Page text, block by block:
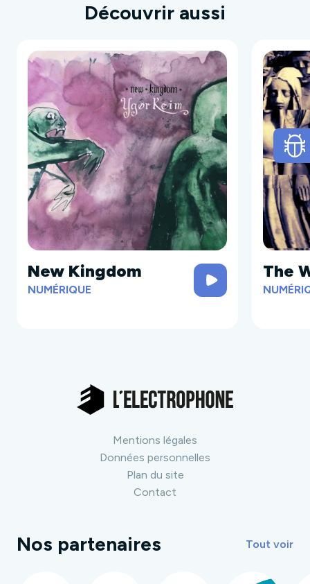
Découvrir aussi
New Kingdom
NUMÉRIQUE
The
Mentions légales
Données personnelles
Plan du site
Contact
Nos partenaires Tout voir